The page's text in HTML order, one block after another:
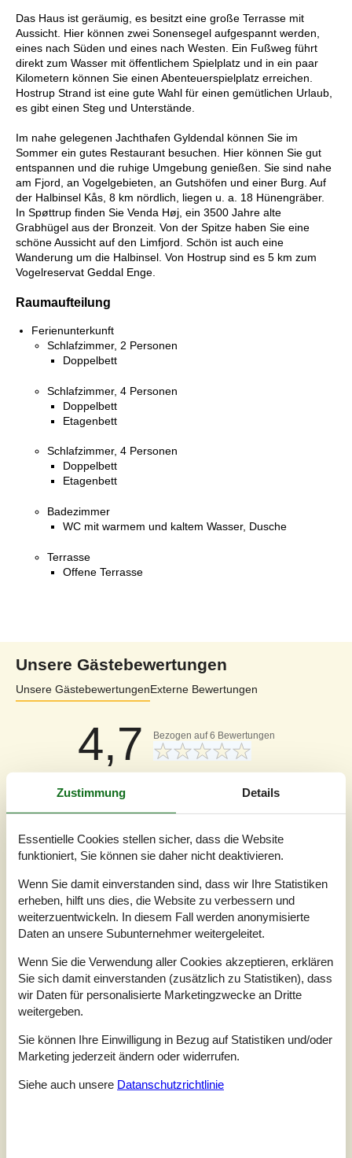
Das Haus ist geräumig, es besitzt eine große Terrasse mit
Aussicht. Hier können zwei Sonensegel aufgespannt werden,
eines nach Süden und eines nach Westen. Ein Fußweg führt
direkt zum Wasser mit öffentlichem Spielplatz und in ein paar
Kilometern können Sie einen Abenteuerspielplatz erreichen.
Hostrup Strand ist eine gute Wahl für einen gemütlichen Urlaub,
es gibt einen Steg und Unterstände.
Im nahe gelegenen Jachthafen Gyldendal können Sie im
Sommer ein gutes Restaurant besuchen. Hier können Sie gut
entspannen und die ruhige Umgebung genießen. Sie sind nahe
am Fjord, an Vogelgebieten, an Gutshöfen und einer Burg. Auf
der Halbinsel Kås, 8 km nördlich, liegen u. a. 18 Hünengräber.
In Spøttrup finden Sie Venda Høj, ein 3500 Jahre alte
Grabhügel aus der Bronzeit. Von der Spitze haben Sie eine
schöne Aussicht auf den Limfjord. Schön ist auch eine
Wanderung um die Halbinsel. Von Hostrup sind es 5 km zum
Vogelreservat Geddal Enge.
Raumaufteilung
Ferienunterkunft
Schlafzimmer, 2 Personen
Doppelbett
Schlafzimmer, 4 Personen
Doppelbett
Etagenbett
Schlafzimmer, 4 Personen
Doppelbett
Etagenbett
Badezimmer
WC mit warmem und kaltem Wasser, Dusche
Terrasse
Offene Terrasse
Unsere Gästebewertungen
Unsere GästebewertungenExterne Bewertungen
4,7 Bezogen auf6 Bewertungen
5
2
1
Kommentare
2 Bewertungen haben Kommentare auf Deutsch.
4 Erwachsene
0 4 10
Wir hatten alles was wir brauchten.
6 Erwachsene
2 Kinder
4 Haustiere
14
2024 August
Ein Gästeklo hat gefehlt bei der Anzahl an Betten
Siehe stattdessen 4 externe Bewertungen.
Zustimmung Details
Essentielle Cookies stellen sicher, dass die Website
funktioniert, Sie können sie daher nicht deaktivieren.
Wenn Sie damit einverstanden sind, dass wir Ihre Statistiken
erheben, hilft uns dies, die Website zu verbessern und
weiterzuentwickeln. In diesem Fall werden anonymisierte
Daten an unsere Subunternehmer weitergeleitet.
Wenn Sie die Verwendung aller Cookies akzeptieren, erklären
Sie sich damit einverstanden (zusätzlich zu Statistiken), dass
wir Daten für personalisierte Marketingzwecke an Dritte
weitergeben.
Sie können Ihre Einwilligung in Bezug auf Statistiken und/oder
Marketing jederzeit ändern oder widerrufen.
Siehe auch unsere Datanschutzrichtlinie